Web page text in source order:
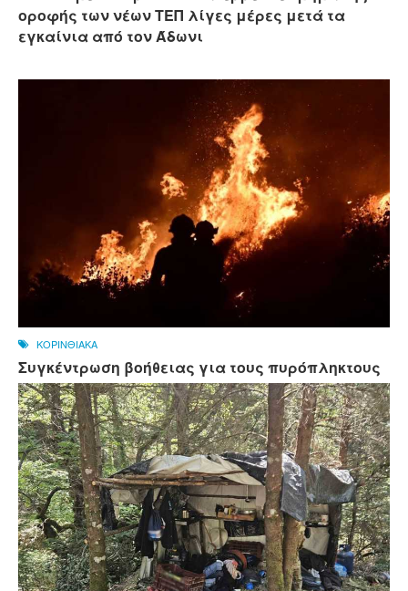
οροφής των νέων ΤΕΠ λίγες μέρες μετά τα
εγκαίνια από τον Άδωνι
ΚΟΡΙΝΘΙΑΚΑ
Συγκέντρωση βοήθειας για τους πυρόπληκτους